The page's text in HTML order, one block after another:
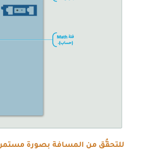
للتحقُّق من المسافة بصورة